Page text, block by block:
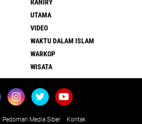
RANIRY
UTAMA
VIDEO
WAKTU DALAM ISLAM
WARKOP
WISATA
Pedoman Media Siber Kontak